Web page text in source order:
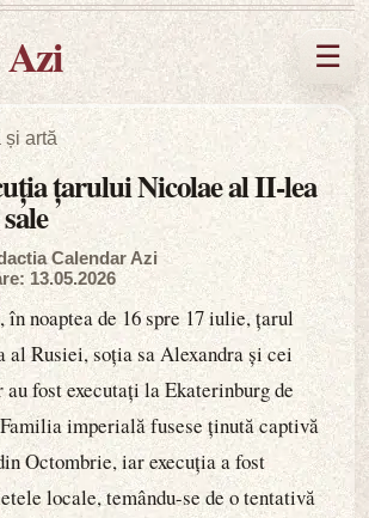
Azi ☰
și artă
țarului Nicolae al II-lea
Calendar Azi
13.05.2026
în noaptea de 16 spre 17 iulie, țarul
Rusiei, soția sa Alexandra și cei
fost executați la Ekaterinburg de
imperială fusese ținută captivă
Octombrie, iar execuția a fost
locale, temându-se de o tentativă